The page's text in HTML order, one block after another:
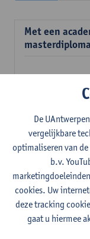
Met een
Verplichte
3studiepunten
Lesgever(s):
Mens en ruimte
3studiepunten
Lesgever(s):
De
vergelijkbare
optimaliseren van
b.v.
cookies. Uw
deze tracking
gaat u hiermee